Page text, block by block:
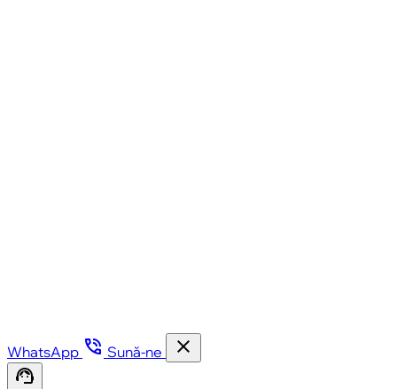
WhatsApp phone_in_talk Sună-ne
close
support_agent